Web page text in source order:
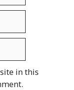
in this